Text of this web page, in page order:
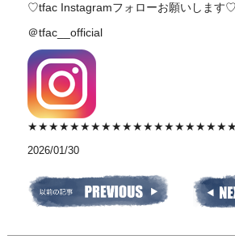
♡tfac Instagramフォローお願いします♡
＠tfac__official
2026/01/30